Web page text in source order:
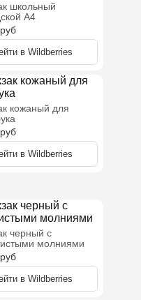
школьный
А4
руб
в Wildberries
кожаный для
руб
в Wildberries
черный с
молниями
руб
в Wildberries